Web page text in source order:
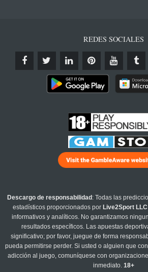
REDES SOCIALES
Descargo de responsabilidad : Todas las
estadísticos proporcionados por Live2Sport LLC
informativos y analíticos. No garantizamos
resultados específicos. Las apuestas
significativo; por favor, juegue de forma
pueda permitirse perder. Si usted o alguien que
adicción al juego, comuníquese con
inmediato.18+